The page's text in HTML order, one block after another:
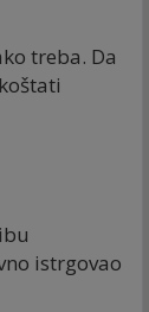
treba. Da
istrgovao